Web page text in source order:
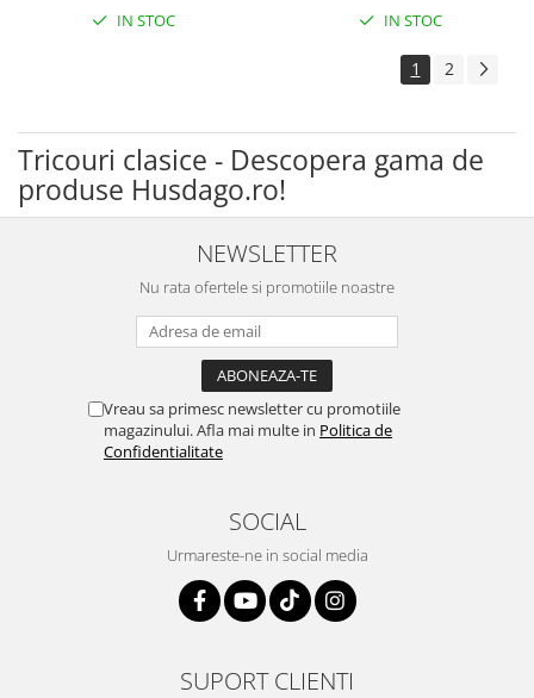
IN STOC IN STOC
1 2
Tricouri clasice - Descopera gama de
produse Husdago.ro!
NEWSLETTER
Nu rata ofertele si promotiile noastre
Vreau sa primesc newsletter cu promotiile
magazinului. Afla mai multe in Politica de
Confidentialitate
SOCIAL
Urmareste-ne in social media
SUPORT CLIENTI